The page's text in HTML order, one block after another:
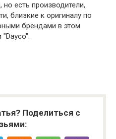
есть производители,
близкие к оригиналу по
брендами в этом
"Dayco".
Поделиться с